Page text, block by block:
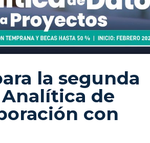
la segunda
de
con